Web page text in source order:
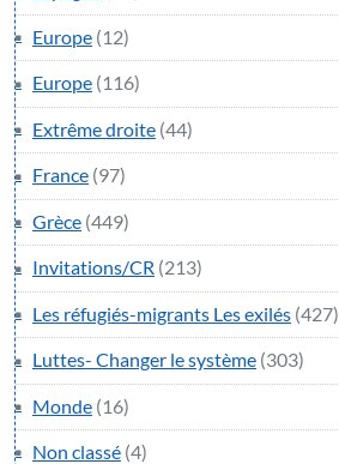
Europe (12)
Europe (116)
Extrême droite (44)
France (97)
Grèce (449)
Invitations/CR (213)
Les réfugiés-migrants Les exilés (427)
Luttes- Changer le système (303)
Monde (16)
Non classé (4)